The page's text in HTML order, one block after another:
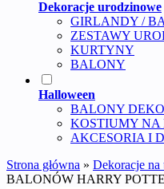
Dekoracje urodzinowe
GIRLANDY /
ZESTAWY
KURTYNY
BALONY
Halloween
BALONY
KOSTIUMY NA
AKCESORIA I
Strona główna » Dekoracje na
BALONÓW HARRY